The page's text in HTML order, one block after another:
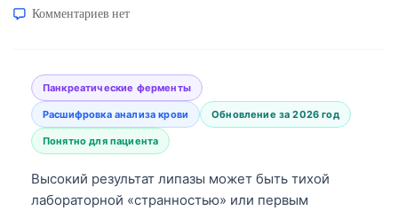
Комментариев нет
Панкреатические ферменты
Расшифровка анализа крови Обновление за 2026 год
Понятно для пациента
Высокий результат липазы может быть тихой
лабораторной «странностью» или первым